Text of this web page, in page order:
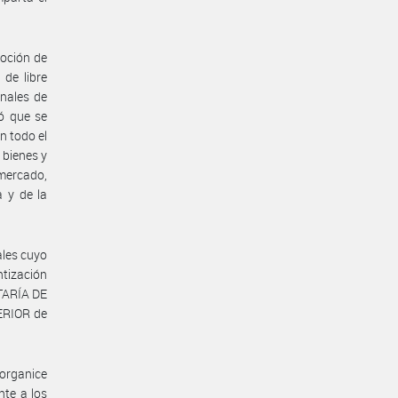
de
de libre
de
que se
todo el
y
y de la
cuyo
DE
de
a los